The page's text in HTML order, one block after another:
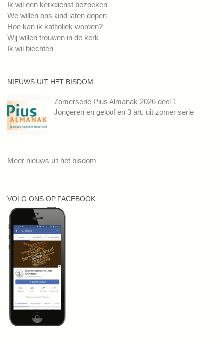
Ik wil een kerkdienst bezoeken
We willen ons kind laten dopen
Hoe kan ik katholiek worden?
Wij willen trouwen in de kerk
Ik wil biechten
NIEUWS UIT HET BISDOM
Zomerserie Pius Almanak 2026 deel 1 –
Jongeren en geloof en 3 art. uit zomer serie
Meer nieuws uit het bisdom
VOLG ONS OP FACEBOOK